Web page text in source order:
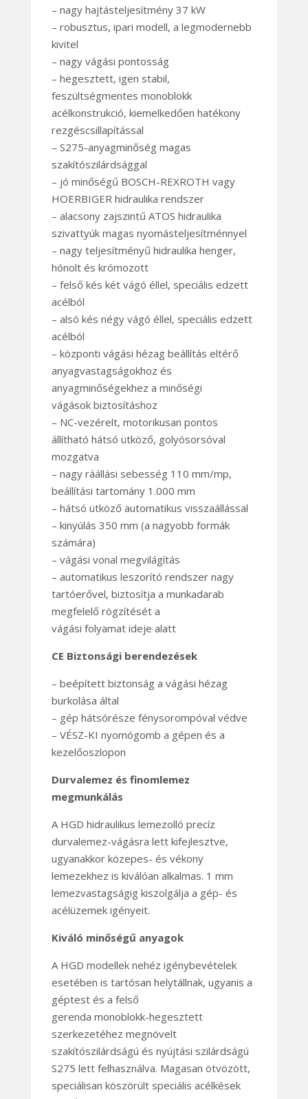
– nagy hajtásteljesítmény 37 kW
– robusztus, ipari modell, a legmodernebb
kivitel
– nagy vágási pontosság
– hegesztett, igen stabil,
feszültségmentes monoblokk
acélkonstrukció, kiemelkedően hatékony
rezgéscsillapítással
– S275-anyagminőség magas
szakítószilárdsággal
– jó minőségű BOSCH-REXROTH vagy
HOERBIGER hidraulika rendszer
– alacsony zajszintű ATOS hidraulika
szivattyúk magas nyomásteljesítménnyel
– nagy teljesítményű hidraulika henger,
hónolt és krómozott
– felső kés két vágó éllel, speciális edzett
acélból
– alsó kés négy vágó éllel, speciális edzett
acélból
– központi vágási hézag beállítás eltérő
anyagvastagságokhoz és
anyagminőségekhez a minőségi
vágások biztosításhoz
– NC-vezérelt, motorikusan pontos
állítható hátsó ütköző, golyósorsóval
mozgatva
– nagy ráállási sebesség 110 mm/mp,
beállítási tartomány 1.000 mm
– hátsó ütköző automatikus visszaállással
– kinyúlás 350 mm (a nagyobb formák
számára)
– vágási vonal megvilágítás
– automatikus leszorító rendszer nagy
tartóerővel, biztosítja a munkadarab
megfelelő rögzítését a
vágási folyamat ideje alatt
CE Biztonsági berendezések
– beépített biztonság a vágási hézag
burkolása által
– gép hátsórésze fénysorompóval védve
– VÉSZ-KI nyomógomb a gépen és a
kezelőoszlopon
Durvalemez és finomlemez
megmunkálás
A HGD hidraulikus lemezolló precíz
durvalemez-vágásra lett kifejlesztve,
ugyanakkor közepes- és vékony
lemezekhez is kiválóan alkalmas. 1 mm
lemezvastagságig kiszolgálja a gép- és
acélüzemek igényeit.
Kiváló minőségű anyagok
A HGD modellek nehéz igénybevételek
esetében is tartósan helytállnak, ugyanis a
géptest és a felső
gerenda monoblokk-hegesztett
szerkezetéhez megnövelt
szakítószilárdságú és nyújtási szilárdságú
S275 lett felhasználva. Magasan ötvözött,
speciálisan köszörült speciális acélkések